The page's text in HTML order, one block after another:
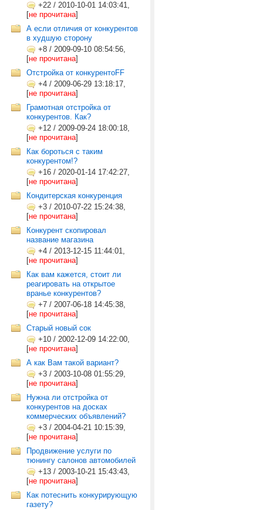
+22 / 2010-10-01 14:03:41,
[не прочитана]
А если отличия от конкурентов
в худшую сторону
+8 / 2009-09-10 08:54:56,
[не прочитана]
Отстройка от конкурентоFF
+4 / 2009-06-29 13:18:17,
[не прочитана]
Грамотная отстройка от
конкурентов. Как?
+12 / 2009-09-24 18:00:18,
[не прочитана]
Как бороться с таким
конкурентом!?
+16 / 2020-01-14 17:42:27,
[не прочитана]
Кондитерская конкуренция
+3 / 2010-07-22 15:24:38,
[не прочитана]
Конкурент скопировал
название магазина
+4 / 2013-12-15 11:44:01,
[не прочитана]
Как вам кажется, стоит ли
реагировать на открытое
вранье конкурентов?
+7 / 2007-06-18 14:45:38,
[не прочитана]
Старый новый сок
+10 / 2002-12-09 14:22:00,
[не прочитана]
А как Вам такой вариант?
+3 / 2003-10-08 01:55:29,
[не прочитана]
Нужна ли отстройка от
конкурентов на досках
коммерческих объявлений?
+3 / 2004-04-21 10:15:39,
[не прочитана]
Продвижение услуги по
тюнингу салонов автомобилей
+13 / 2003-10-21 15:43:43,
[не прочитана]
Как потеснить конкурирующую
газету?